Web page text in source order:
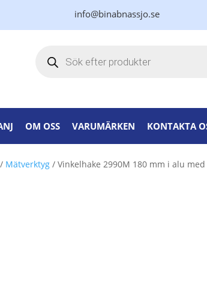
info@binabnassjo.se
OM OSS VARUMÄRKEN KONTAKTA
/ Mätverktyg / Vinkelhake 2990M 180 mm i alu